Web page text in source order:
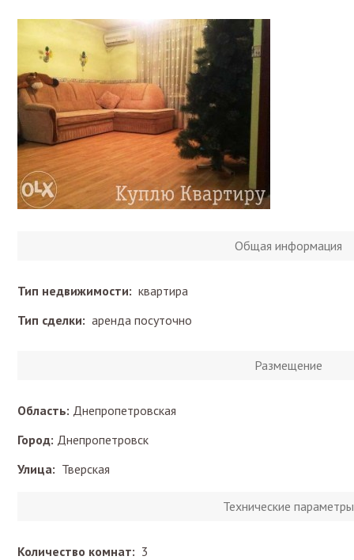
Общая информация
Тип недвижимости: квартира
Тип сделки: аренда посуточно
Размещение
Область: Днепропетровская
Город: Днепропетровск
Улица: Тверская
Технические параметры
Количество комнат: 3